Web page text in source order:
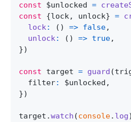
const $unlocked =
const
{lock, unlock} =
lock: ( ) => false,
unlock: ( ) => true,
})
const target = guard (
  filter
: $unlocked ,
})
target .watch (console. log)